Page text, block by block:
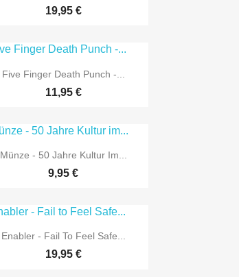
19,95 €
 Vorschau
Five Finger Death Punch -...
11,95 €
 Vorschau
Münze - 50 Jahre Kultur Im...
9,95 €
 Vorschau
Enabler - Fail To Feel Safe...
19,95 €